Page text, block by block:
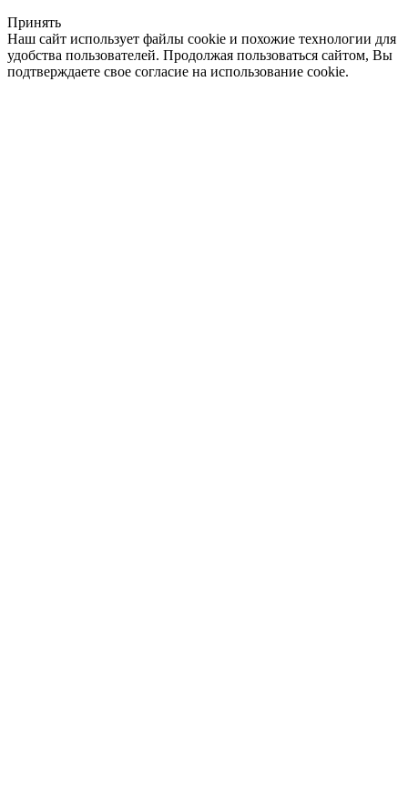
Принять
Наш сайт использует файлы cookie и похожие технологии для
удобства пользователей. Продолжая пользоваться сайтом, Вы
подтверждаете свое согласие на использование cookie.